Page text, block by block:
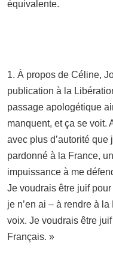
équivalente.
1. À propos de Céline,
publication à la
passage apologétique
manquent, et ça se voit.
avec plus d’autorité que
pardonné à la France,
impuissance à me
Je voudrais être juif
je n’en ai – à rendre à
voix. Je voudrais être
Français. »